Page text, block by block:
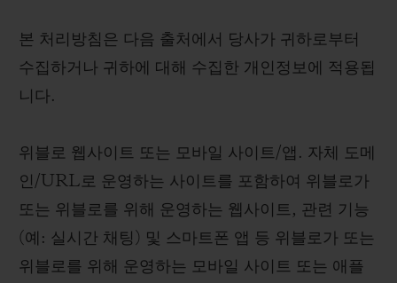
본 처리방침은 다음 출처에서 당사가 귀하로부터
수집하거나 귀하에 대해 수집한 개인정보에 적용됩
니다.
위블로 웹사이트 또는 모바일 사이트/앱. 자체 도메
인/URL로 운영하는 사이트를 포함하여 위블로가
또는 위블로를 위해 운영하는 웹사이트, 관련 기능
(예: 실시간 채팅) 및 스마트폰 앱 등 위블로가 또는
위블로를 위해 운영하는 모바일 사이트 또는 애플